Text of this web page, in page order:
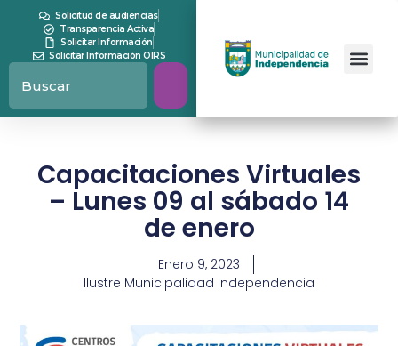
Solicitud de audiencias
Transparencia Activa
Solicitar Información
Solicitar Información OIRS
Capacitaciones Virtuales
– Lunes 09 al sábado 14
de enero
Enero 9, 2023
Ilustre Municipalidad Independencia